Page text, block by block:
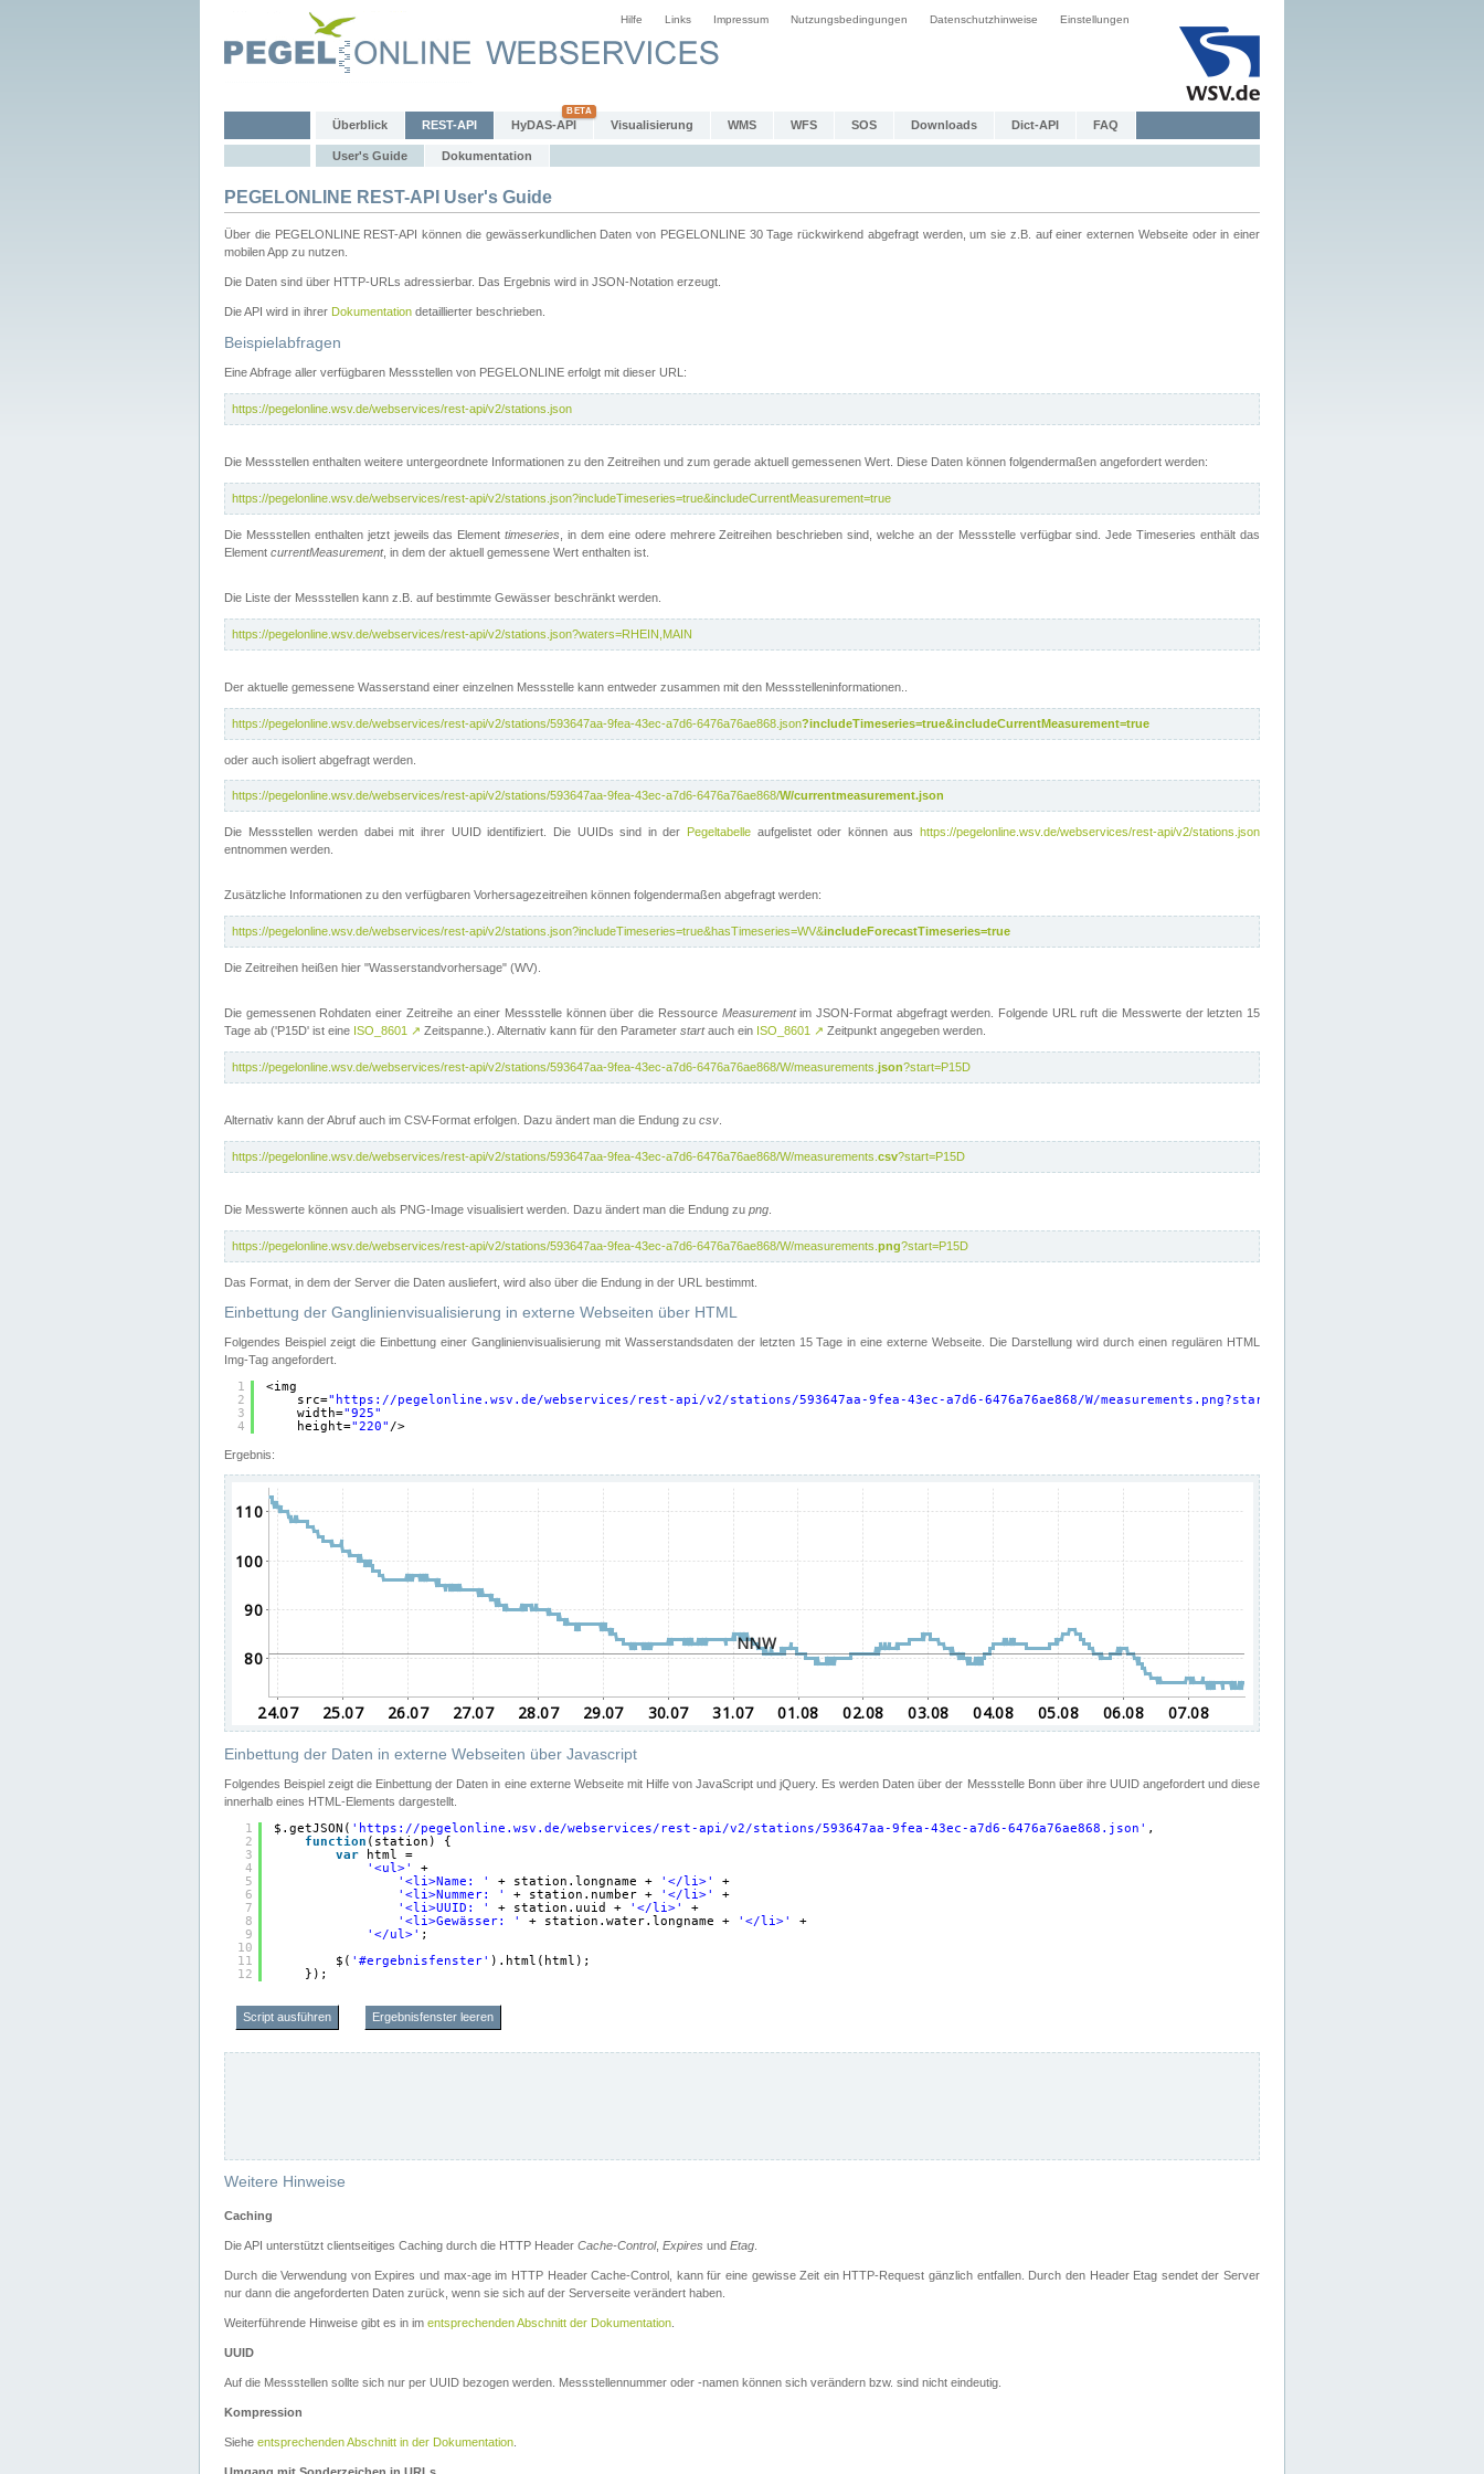
Hilfe Links Impressum Nutzungsbedingungen Datenschutzhinweise Einstellungen
Überblick REST-API HyDAS-API Visualisierung WMS WFS SOS Downloads Dict-API FAQ
User's Guide Dokumentation
PEGELONLINE REST-API User's Guide
Über die PEGELONLINE REST-API können die gewässerkundlichen Daten von PEGELONLINE 30 Tage rückwirkend abgefragt werden, um sie z.B. auf einer externen Webseite oder in einer
mobilen App zu nutzen.
Die Daten sind über HTTP-URLs adressierbar. Das Ergebnis wird in JSON-Notation erzeugt.
Die API wird in ihrer Dokumentation detaillierter beschrieben.
Beispielabfragen
Eine Abfrage aller verfügbaren Messstellen von PEGELONLINE erfolgt mit dieser URL:
https://pegelonline.wsv.de/webservices/rest-api/v2/stations.json
Die Messstellen enthalten weitere untergeordnete Informationen zu den Zeitreihen und zum gerade aktuell gemessenen Wert. Diese Daten können folgendermaßen angefordert werden:
https://pegelonline.wsv.de/webservices/rest-api/v2/stations.json?includeTimeseries=true&includeCurrentMeasurement=true
Die Messstellen enthalten jetzt jeweils das Elementtimeseries , in dem eine odere mehrere Zeitreihen beschrieben sind, welche an der Messstelle verfügbar sind. Jede Timeseries enthält das
Element currentMeasurement, in dem der aktuell gemessene Wert enthalten ist.
Die Liste der Messstellen kann z.B. auf bestimmte Gewässer beschränkt werden.
https://pegelonline.wsv.de/webservices/rest-api/v2/stations.json?waters=RHEIN,MAIN
Der aktuelle gemessene Wasserstand einer einzelnen Messstelle kann entweder zusammen mit den Messstelleninformationen..
https://pegelonline.wsv.de/webservices/rest-api/v2/stations/593647aa-9fea-43ec-a7d6-6476a76ae868.json?includeTimeseries=true&includeCurrentMeasurement=true
oder auch isoliert abgefragt werden.
https://pegelonline.wsv.de/webservices/rest-api/v2/stations/593647aa-9fea-43ec-a7d6-6476a76ae868/W/currentmeasurement.json
Die Messstellen werden dabei mit ihrer UUID identifiziert. Die UUIDs sind in der Pegeltabelleaufgelistet oder können aushttps://pegelonline.wsv.de/webservices/rest-api/v2/stations.json
entnommen werden.
Zusätzliche Informationen zu den verfügbaren Vorhersagezeitreihen können folgendermaßen abgefragt werden:
https://pegelonline.wsv.de/webservices/rest-api/v2/stations.json?includeTimeseries=true&hasTimeseries=WV&includeForecastTimeseries=true
Die Zeitreihen heißen hier "Wasserstandvorhersage" (WV).
Die gemessenen Rohdaten einer Zeitreihe an einer Messstelle können über die Ressource Measurementim JSON-Format abgefragt werden. Folgende URL ruft die Messwerte der letzten 15
Tage ab ('P15D' ist eine ISO_8601 ↗ Zeitspanne.). Alternativ kann für den Parameter startauch ein ISO_8601 ↗ Zeitpunkt angegeben werden.
https://pegelonline.wsv.de/webservices/rest-api/v2/stations/593647aa-9fea-43ec-a7d6-6476a76ae868/W/measurements. json?start=P15D
Alternativ kann der Abruf auch im CSV-Format erfolgen. Dazu ändert man die Endung zu csv
https://pegelonline.wsv.de/webservices/rest-api/v2/stations/593647aa-9fea-43ec-a7d6-6476a76ae868/W/measurements. csv?start=P15D
Die Messwerte können auch als PNG-Image visualisiert werden. Dazu ändert man die Endung zu png
https://pegelonline.wsv.de/webservices/rest-api/v2/stations/593647aa-9fea-43ec-a7d6-6476a76ae868/W/measurements. png?start=P15D
Das Format, in dem der Server die Daten ausliefert, wird also über die Endung in der URL bestimmt.
Einbettung der Ganglinienvisualisierung in externe Webseiten über HTML
Folgendes Beispiel zeigt die Einbettung einer Ganglinienvisualisierung mit Wasserstandsdaten der letzten 15 Tage in eine externe Webseite. Die Darstellung wird durch einen regulären HTML
Img-Tag angefordert.
1
2
3
4
<img
src=" https://pegelonline.wsv.de/webservices/rest-api/v2/stations/593647aa-9fea-43ec-a7d6-6476a76ae868/W/measurements.png?start=P15D&width=925&height=220
width="925"
height="220" />
Ergebnis:
Einbettung der Daten in externe Webseiten über Javascript
Folgendes Beispiel zeigt die Einbettung der Daten in eine externe Webseite mit Hilfe von JavaScript und jQuery. Es werden Daten über der Messstelle Bonn über ihre UUID angefordert und diese
innerhalb eines HTML-Elements dargestellt.
1
2
3
4
5
6
7
8
9
10
11
12
$.getJSON( ' https://pegelonline.wsv.de/webservices/rest-api/v2/stations/593647aa-9fea-43ec-a7d6-6476a76ae868.json ' ,
function (station) {
var
html =
'<ul>'
+
'<li>Name: '
+ station.longname + '</li>'
+
'<li>Nummer: '
+ station.number + '</li>'
+
'<li>UUID: '
+ station.uuid + '</li>'
+
'<li>Gewässer: '
+ station.water.longname + '</li>'
+
'</ul>' ;
$( '#ergebnisfenster' ).html(html);
});
Script ausführen Ergebnisfenster leeren
Weitere Hinweise
Caching
Die API unterstützt clientseitiges Caching durch die HTTP Header Cache-Control, Expires und Etag.
Durch die Verwendung von Expires und max-age im HTTP Header Cache-Control, kann für eine gewisse Zeit ein HTTP-Request gänzlich entfallen. Durch den Header Etag sendet der Server
nur dann die angeforderten Daten zurück, wenn sie sich auf der Serverseite verändert haben.
Weiterführende Hinweise gibt es in im entsprechenden Abschnitt der Dokumentation.
UUID
Auf die Messstellen sollte sich nur per UUID bezogen werden. Messstellennummer oder -namen können sich verändern bzw. sind nicht eindeutig.
Kompression
Siehe entsprechenden Abschnitt in der Dokumentation.